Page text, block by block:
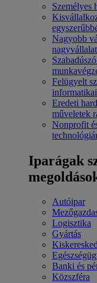
Személyes
Nagyobb
Felügyelt
informatikai
Eredeti
műveletek
Nonprofit
Iparágak
Autóipar
Logisztika
Gyártás
Banki és
Közszféra